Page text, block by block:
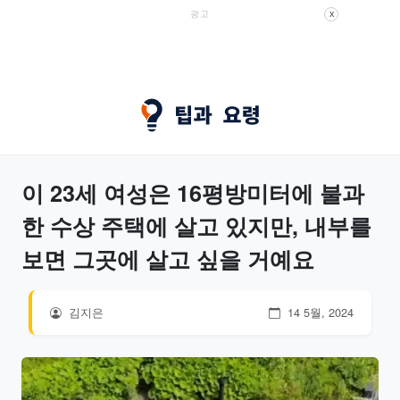
광고 X
이 23세 여성은 16평방미터에 불과
한 수상 주택에 살고 있지만, 내부를
보면 그곳에 살고 싶을 거예요
김지은 14 5월, 2024